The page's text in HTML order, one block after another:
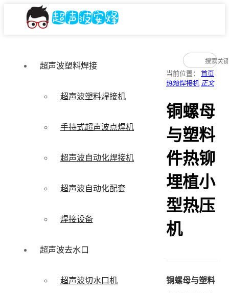
超声波塑料焊接
超声波塑料焊接机
手持式超声波点焊机
超声波自动化焊接机
超声波自动化配套
焊接设备
超声波去水口
超声波切水口机
当前位置： 首页
热熔焊接机 正文
铜螺母
与塑料
件热铆
埋植小
型热压
机
铜螺母与塑料